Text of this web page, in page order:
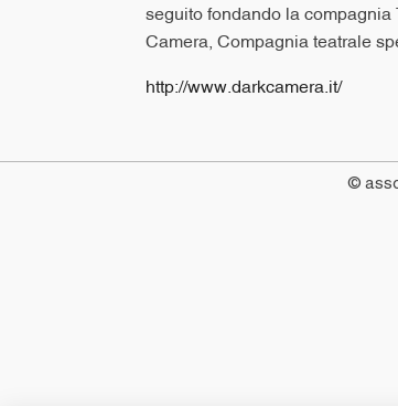
seguito fondando la compagnia
Camera, Compagnia teatrale
http://www.darkcamera.it/
©